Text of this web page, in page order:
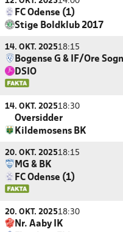
FC Odense (1)
Stige Boldklub 2017
14. OKT. 202518:15
Bogense G & IF/Ore
DSIO
14. OKT. 202518:30
Oversidder
Kildemosens BK
20. OKT. 202518:15
MG & BK
FC Odense (1)
20. OKT. 202518:30
Nr. Aaby IK